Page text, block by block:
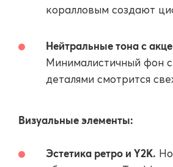
коралловым создают
Нейтральные тона с
Минималистичный фон
деталями смотрится
Визуальные элементы:
Эстетика ретро и Y2K.